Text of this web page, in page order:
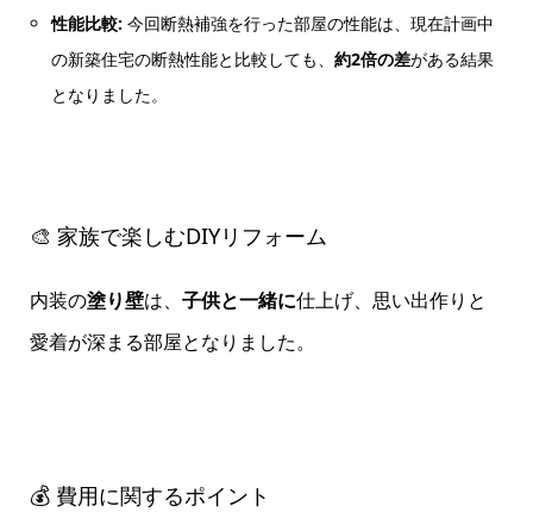
性能比較: 今回断熱補強を行った部屋の性能は、現在計画中
の新築住宅の断熱性能と比較しても、約2倍の差がある結果
となりました。
🎨 家族で楽しむDIYリフォーム
内装の塗り壁は、 子供と一緒に仕上げ、思い出作りと
愛着が深まる部屋となりました。
💰 費用に関するポイント